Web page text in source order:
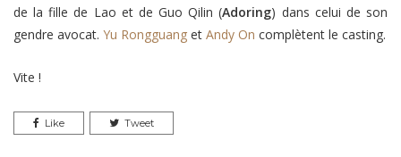
de la fille de Lao et de Guo Qilin (Adoring) dans celui de son
gendre avocat. Yu Rongguang et Andy On complètent le casting.
Vite !
Like Tweet